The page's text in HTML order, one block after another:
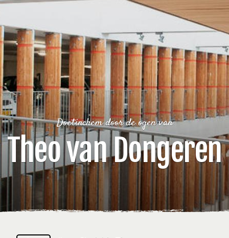
Doetinchem door de ogen van
Theo van Dongeren